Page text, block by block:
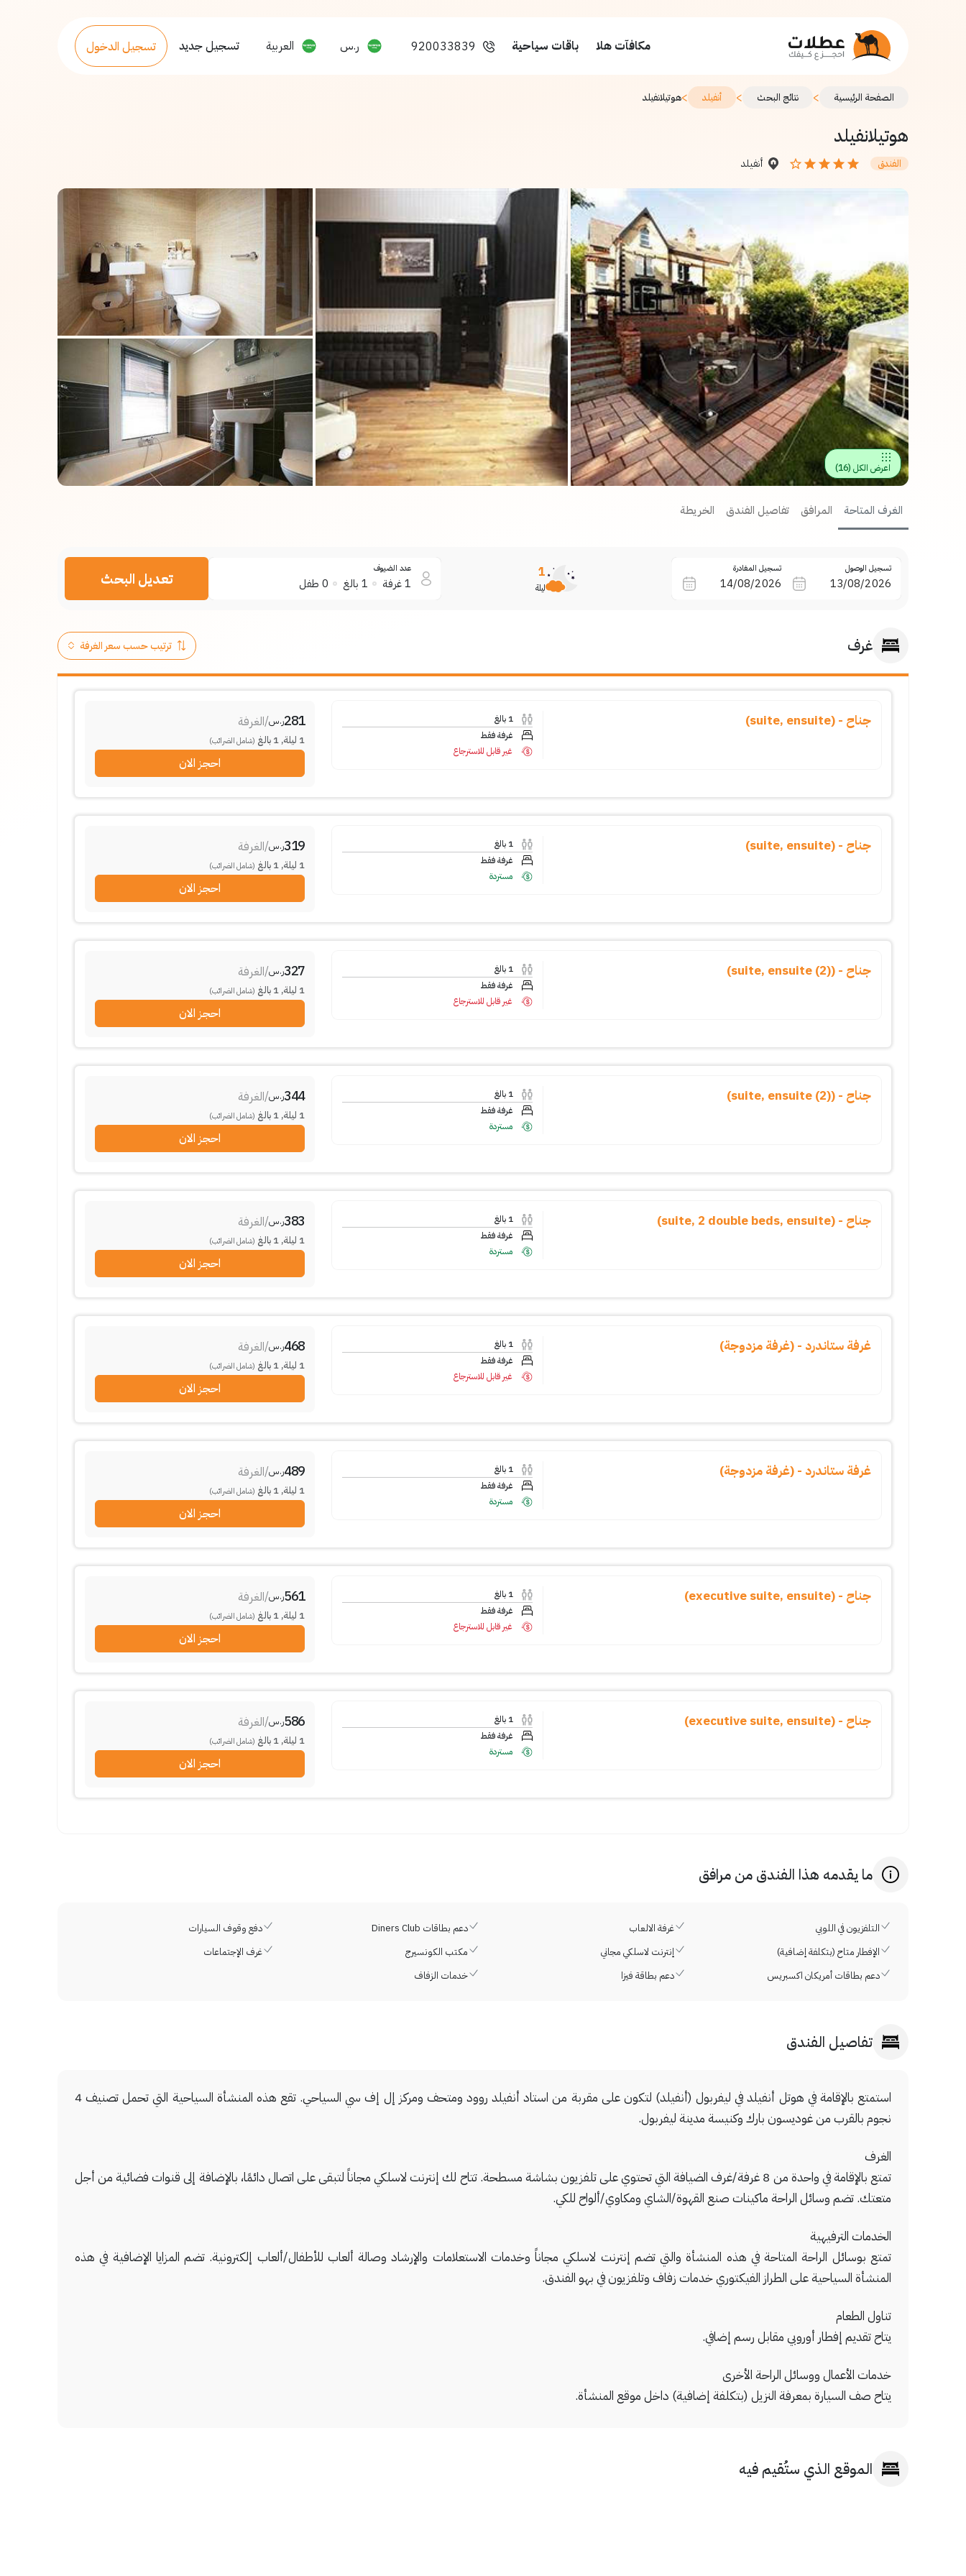
مكافآت هلا باقات سياحية 920033839 ر.س العربية تسجيل جديد تسجيل الدخول
الصفحة الرئيسية > نتائج البحث > أنفيلد >هوتيلانفيلد
هوتيلانفيلد
الفندق أنفيلد
اعرض الكل (
16
)
الغرف المتاحة المرافق تفاصيل الفندق الخريطة
تسجيل الوصول تسجيل المغادرة 1
ليلة
عدد الضيوف
1غرفة 1 بالغ 0 طفل تعديل البحث
غرف
جناح - (suite, ensuite) 1 بالغ
غرفة فقط
غير قابل للاسترجاع
281ر.س/الغرفة
1 ليلة,
1 بالغ (شامل الضرائب)
احجز الان
جناح - (suite, ensuite) 1 بالغ
غرفة فقط
مستردة
319ر.س/الغرفة
1 ليلة,
1 بالغ (شامل الضرائب)
احجز الان
جناح - (suite, ensuite (2)) 1 بالغ
غرفة فقط
غير قابل للاسترجاع
327ر.س/الغرفة
1 ليلة,
1 بالغ (شامل الضرائب)
احجز الان
جناح - (suite, ensuite (2)) 1 بالغ
غرفة فقط
مستردة
344ر.س/الغرفة
1 ليلة,
1 بالغ (شامل الضرائب)
احجز الان
جناح - (suite, 2 double beds, ensuite) 1 بالغ
غرفة فقط
مستردة
383ر.س/الغرفة
1 ليلة,
1 بالغ (شامل الضرائب)
احجز الان
غرفة ستاندرد - (غرفة مزدوجة) 1 بالغ
غرفة فقط
غير قابل للاسترجاع
468ر.س/الغرفة
1 ليلة,
1 بالغ (شامل الضرائب)
احجز الان
غرفة ستاندرد - (غرفة مزدوجة) 1 بالغ
غرفة فقط
مستردة
489ر.س/الغرفة
1 ليلة,
1 بالغ (شامل الضرائب)
احجز الان
جناح - (executive suite, ensuite) 1 بالغ
غرفة فقط
غير قابل للاسترجاع
561ر.س/الغرفة
1 ليلة,
1 بالغ (شامل الضرائب)
احجز الان
جناح - (executive suite, ensuite) 1 بالغ
غرفة فقط
مستردة
586ر.س/الغرفة
1 ليلة,
1 بالغ (شامل الضرائب)
احجز الان
ما يقدمه هذا الفندق من مرافق
التلفزيون في اللوبي غرفة الالعاب دعم بطاقات Diners Club
دفع وقوف السيارات
الإفطار متاح (بتكلفة إضافية)
إنترنت لاسلكي مجاني مكتب الكونسيرج
غرف الإجتماعات
دعم بطاقات أمريكان اكسبريس
دعم بطاقة فيزا خدمات الزفاف
تفاصيل الفندق
استمتع بالإقامة في هوتل أنفيلد في ليفربول (أنفيلد) لتكون على مقربة من استاد أنفيلد روود ومتحف ومركز إل إف سي السياحي. تقع هذه المنشأة السياحية التي تحمل تصنيف 4
نجوم بالقرب من غوديسون بارك وكنيسة مدينة ليفربول.
الغرف
تمتع بالإقامة في واحدة من 8 غرفة/غرف الضيافة التي تحتوي على تلفزيون بشاشة مسطحة. تتاح لك إنترنت لاسلكي مجاناً لتبقى على اتصال دائمًا، بالإضافة إلى قنوات فضائية من أجل
متعتك. تضم وسائل الراحة ماكينات صنع القهوة/الشاي ومكاوي/ألواح للكي.
الخدمات الترفيهية
تمتع بوسائل الراحة المتاحة في هذه المنشأة والتي تضم إنترنت لاسلكي مجاناً وخدمات الاستعلامات والإرشاد وصالة ألعاب للأطفال/ألعاب إلكترونية. تضم المزايا الإضافية في هذه
المنشأة السياحية على الطراز الفيكتوري خدمات زفاف وتلفزيون في بهو الفندق.
تناول الطعام
يتاح تقديم إفطار أوروبي مقابل رسم إضافي.
خدمات الأعمال ووسائل الراحة الأخرى
يتاح صف السيارة بمعرفة النزيل (بتكلفة إضافية) داخل موقع المنشأة.
الموقع الذي ستُقيم فيه